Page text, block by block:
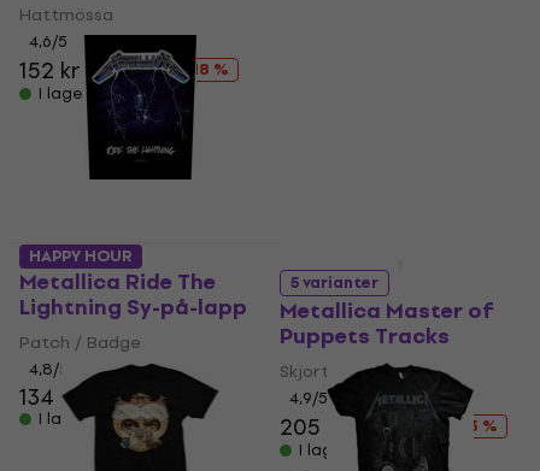
Hattmössa
4,6/5
152 kr185 kr
- 18 %
I lager för E-shop
Metallica Ride The
Lightning Sy-på-lapp
Patch / Badge
4,8/5
134 kr 143 kr
I lager för E-shop
5 varianter
Metallica Master of
Puppets Tracks
Skjorta
4,9/5
205 kr235 kr
- 13 %
I lager för E-shop
HAPPY HOUR